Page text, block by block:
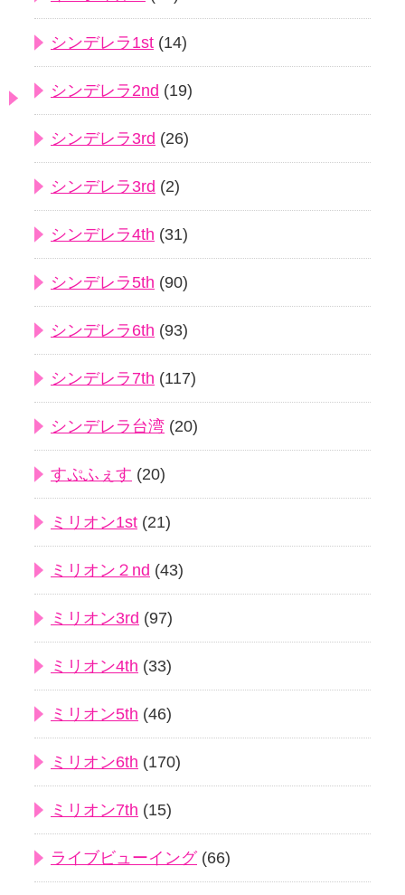
シンデレラ1st (14)
シンデレラ2nd (19)
シンデレラ3rd (26)
シンデレラ3rd (2)
シンデレラ4th (31)
シンデレラ5th (90)
シンデレラ6th (93)
シンデレラ7th (117)
シンデレラ台湾 (20)
すぷふぇす (20)
ミリオン1st (21)
ミリオン２nd (43)
ミリオン3rd (97)
ミリオン4th (33)
ミリオン5th (46)
ミリオン6th (170)
ミリオン7th (15)
ライブビューイング(66)